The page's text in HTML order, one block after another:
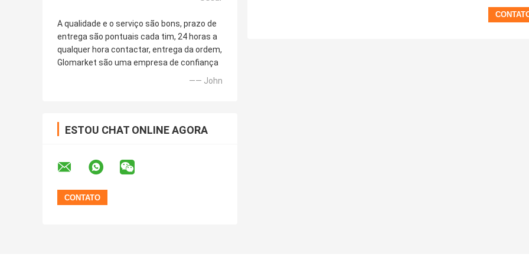
A qualidade e o serviço são bons, prazo de
entrega são pontuais cada tim, 24 horas a
qualquer hora contactar, entrega da ordem,
Glomarket são uma empresa de confiança
—— John
ESTOU CHAT ONLINE AGORA